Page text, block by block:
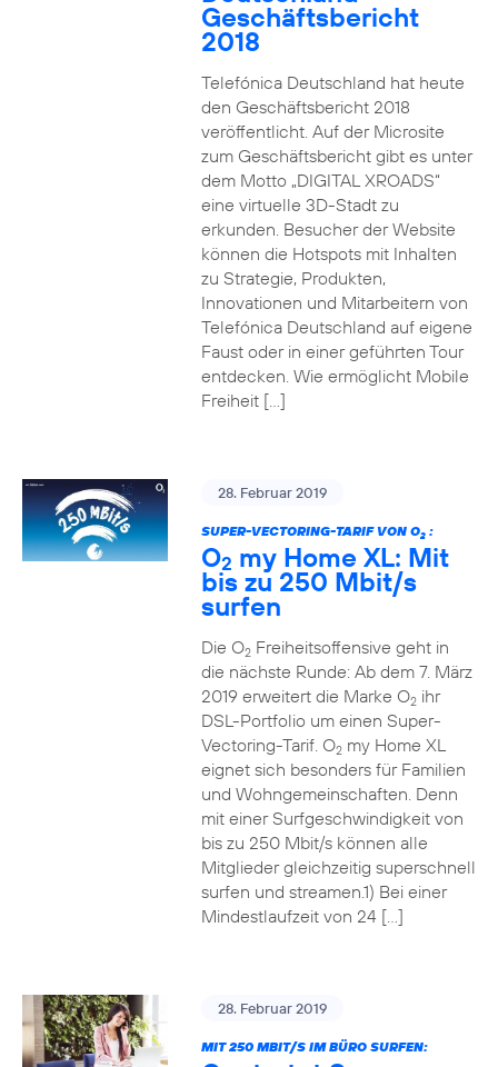
Geschäftsbericht
2018
Telefónica Deutschland hat heute
den Geschäftsbericht 2018
veröffentlicht. Auf der Microsite
zum Geschäftsbericht gibt es unter
dem Motto „DIGITAL XROADS“
eine virtuelle 3D-Stadt zu
erkunden. Besucher der Website
können die Hotspots mit Inhalten
zu Strategie, Produkten,
Innovationen und Mitarbeitern von
Telefónica Deutschland auf eigene
Faust oder in einer geführten Tour
entdecken. Wie ermöglicht Mobile
Freiheit […]
28. Februar 2019
SUPER-VECTORING-TARIF VON O2:
O2 my Home XL: Mit
bis zu 250 Mbit/s
surfen
Die O2Freiheitsoffensive geht in
die nächste Runde: Ab dem 7. März
2019 erweitert die Marke O2ihr
DSL-Portfolio um einen Super-
Vectoring-Tarif. O2my Home XL
eignet sich besonders für Familien
und Wohngemeinschaften. Denn
mit einer Surfgeschwindigkeit von
bis zu 250 Mbit/s können alle
Mitglieder gleichzeitig superschnell
surfen und streamen.1) Bei einer
Mindestlaufzeit von 24 […]
28. Februar 2019
MIT 250 MBIT/S IM BÜRO SURFEN: